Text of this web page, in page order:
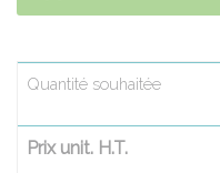
Quantité souhaitée
Prix unit. H.T.